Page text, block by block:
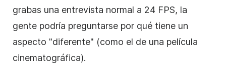
grabas una entrevista normal a 24 FPS, la
gente podría preguntarse por qué tiene un
aspecto "diferente" (como el de una película
cinematográfica).